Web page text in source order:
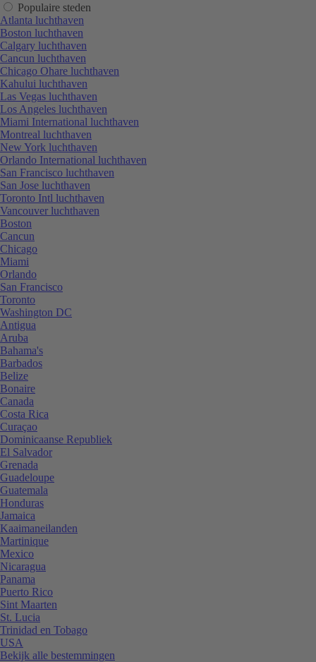
Populaire steden
Atlanta luchthaven
Boston luchthaven
Calgary luchthaven
Cancun luchthaven
Chicago Ohare luchthaven
Kahului luchthaven
Las Vegas luchthaven
Los Angeles luchthaven
Miami International luchthaven
Montreal luchthaven
New York luchthaven
Orlando International luchthaven
San Francisco luchthaven
San Jose luchthaven
Toronto Intl luchthaven
Vancouver luchthaven
Boston
Cancun
Chicago
Miami
Orlando
San Francisco
Toronto
Washington DC
Antigua
Aruba
Bahama's
Barbados
Belize
Bonaire
Canada
Costa Rica
Curaçao
Dominicaanse Republiek
El Salvador
Grenada
Guadeloupe
Guatemala
Honduras
Jamaica
Kaaimaneilanden
Martinique
Mexico
Nicaragua
Panama
Puerto Rico
Sint Maarten
St. Lucia
Trinidad en Tobago
USA
Bekijk alle bestemmingen